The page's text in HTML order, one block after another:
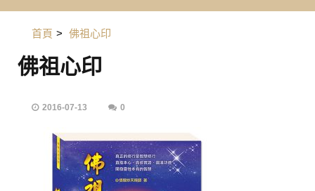
首頁 > 佛祖心印
佛祖心印
2016-07-13 0